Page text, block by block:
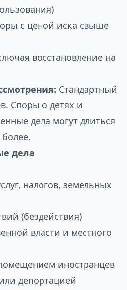
с ценой иска свыше
восстановление на
Стандартный
Споры о детях и
дела могут длиться
дела
налогов, земельных
(бездействия)
власти и местного
иностранцев
депортацией